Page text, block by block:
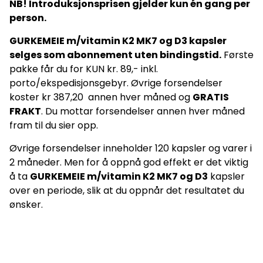
gravide og ammede. Kosttilskudd bør ikke brukes som
erstatning for et variert kosthold.
NB! Introduksjonsprisen gjelder kun én gang per
person.
GURKEMEIE m/vitamin K2 MK7 og D3 kapsler
selges som abonnement uten bindingstid. Første
pakke får du for KUN kr. 89,- inkl.
porto/ekspedisjonsgebyr. Øvrige forsendelser
koster kr 387,20 annen hver måned og GRATIS
FRAKT. Du mottar forsendelser annen hver måned
fram til du sier opp.
Øvrige forsendelser inneholder 120 kapsler og varer i
2 måneder. Men for å oppnå god effekt er det viktig
å ta GURKEMEIE m/vitamin K2 MK7 og D3 kapsler
over en periode, slik at du oppnår det resultatet du
ønsker.